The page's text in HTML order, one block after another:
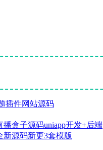
插件网站源码
播盒子源码uniapp开发+后端
新源码新更3套模版